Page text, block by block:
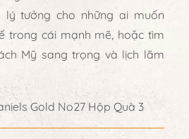
tưởng cho những ai muốn
trong cái mạnh mẽ , hoặc tìm
Mỹ sang trọng và lịch lãm